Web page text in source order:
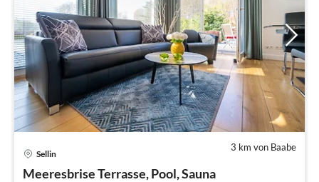
3 km von Baabe
Sellin
Meeresbrise Terrasse, Pool, Sauna